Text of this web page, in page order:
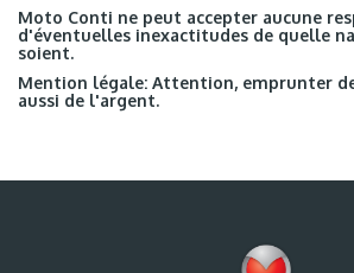
Moto Conti ne peut accepter aucune
d'éventuelles inexactitudes de quelle
soient.
Mention légale: Attention, emprunter
aussi de l'argent.